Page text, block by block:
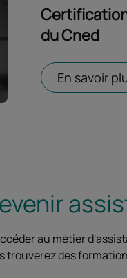
du Cned
En savoir
Ouvrir dans un
au métier
des